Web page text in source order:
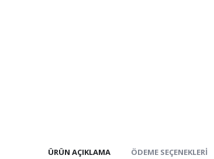
ÜRÜN AÇIKLAMA ÖDEME SEÇENEKLERI